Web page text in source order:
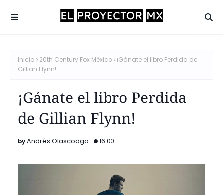
Inicio 20th Century Fox México
¡Gánate el libro Perdida de
Gillian Flynn!
¡Gánate el libro Perdida
de Gillian Flynn!
Andrés Olascoaga 16:00